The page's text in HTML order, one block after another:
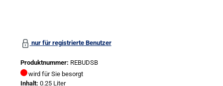
nur für registrierte Benutzer
Produktnummer: REBUDSB
wird für Sie besorgt
Inhalt: 0.25 Liter